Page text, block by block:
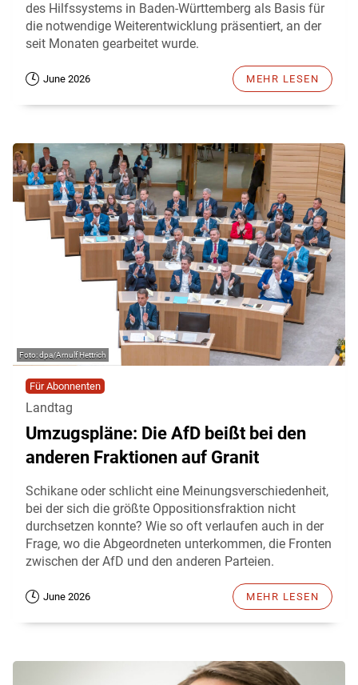
des Hilfssystems in Baden-Württemberg als Basis für
die notwendige Weiterentwicklung präsentiert, an der
seit Monaten gearbeitet wurde.
June 2026 MEHR LESEN
dpa/Arnulf Hettrich
Für Abonnenten
Landtag
Umzugspläne: Die AfD beißt bei den
anderen Fraktionen auf Granit
Schikane oder schlicht eine Meinungsverschiedenheit,
bei der sich die größte Oppositionsfraktion nicht
durchsetzen konnte? Wie so oft verlaufen auch in der
Frage, wo die Abgeordneten unterkommen, die Fronten
zwischen der AfD und den anderen Parteien.
June 2026 MEHR LESEN